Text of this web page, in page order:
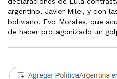
argentino, Javier Milei, y con
boliviano, Evo Morales, que
de haber protagonizado un